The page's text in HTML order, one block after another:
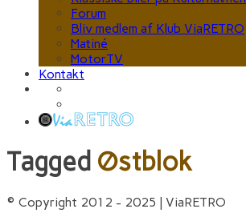
Forum
Bliv medlem af Klub ViaRETRO
Matiné
MotorTV
Kontakt
Tagged Østblok
© Copyright 2012 - 2025 | ViaRETRO